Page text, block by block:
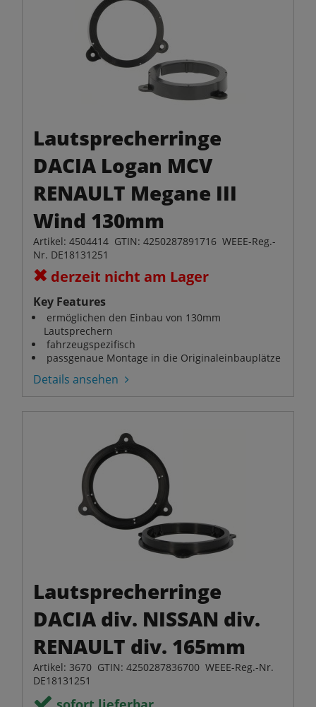
Lautsprecherringe
DACIA Logan MCV
RENAULT Megane III
Wind 130mm
Artikel: 4504414 GTIN: 4250287891716 WEEE-Reg.-
Nr. DE18131251
derzeit nicht am Lager
Key Features
ermöglichen den Einbau von 130mm
Lautsprechern
fahrzeugspezifisch
passgenaue Montage in die Originaleinbauplätze
Details ansehen
Lautsprecherringe
DACIA div. NISSAN div.
RENAULT div. 165mm
Artikel: 3670 GTIN: 4250287836700 WEEE-Reg.-Nr.
DE18131251